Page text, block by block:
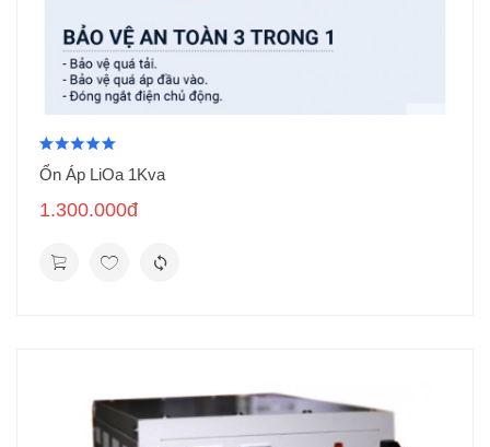
Ổn Áp LiOa 1Kva
1.300.000đ